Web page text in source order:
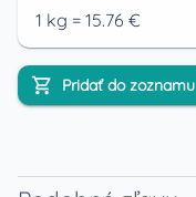
1 kg = 15.76 €
Pridať do zoznamu